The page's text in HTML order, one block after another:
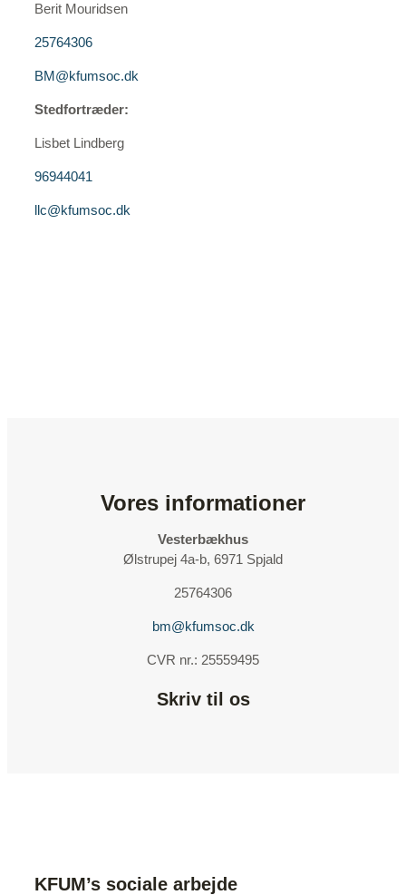
Berit Mouridsen
25764306
BM@kfumsoc.dk
Stedfortræder:
Lisbet Lindberg
96944041
llc@kfumsoc.dk
Vores informationer
Vesterbækhus
Ølstrupej 4a-b, 6971 Spjald
25764306
bm@kfumsoc.dk
CVR nr.: 25559495
Skriv til os
KFUM’s sociale arbejde